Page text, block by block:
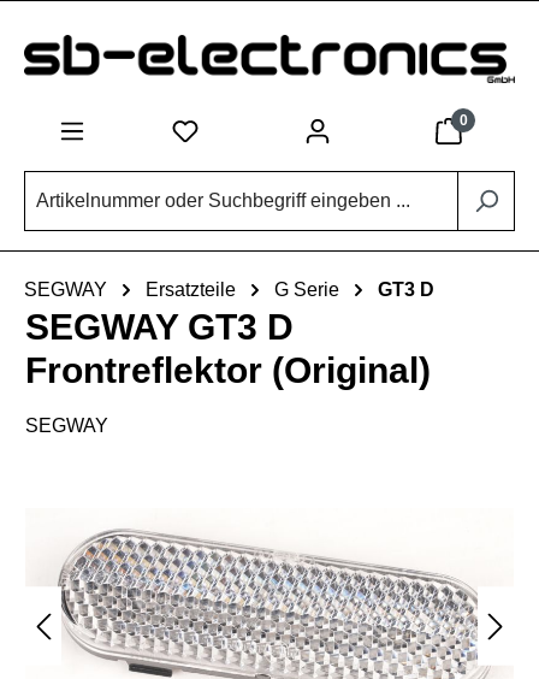
0
SEGWAY Ersatzteile G Serie GT3 D
SEGWAY GT3 D
Frontreflektor (Original)
SEGWAY